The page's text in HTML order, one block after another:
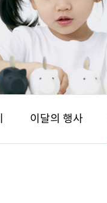
이달의 행사